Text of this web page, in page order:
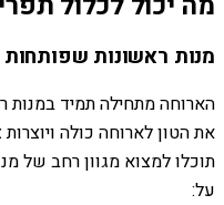
מנות ראשונות
הארוחה מתחילה תמיד במנות
את הטון לארוחה כולה
תוכלו למצוא מגוון רחב של
על: